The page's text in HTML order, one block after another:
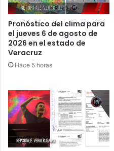
Pronóstico del clima para
el jueves 6 de agosto de
2026 en el estado de
Veracruz
Hace 5 horas